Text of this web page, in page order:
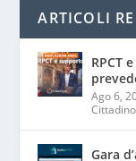
ARTICOLI
RPCT
Ago 6,
Cittadino
Gara